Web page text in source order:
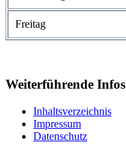
Freitag
Weiterführende Infos
Inhaltsverzeichnis
Impressum
Datenschutz